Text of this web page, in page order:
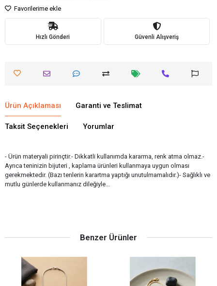
Favorilerime ekle
Hızlı Gönderi Güvenli Alışveriş
Ürün Açıklaması Garanti ve Teslimat
Taksit Seçenekleri Yorumlar
- Ürün materyali pirinçtir.- Dikkatli kullanımda kararma, renk atma olmaz.-
Ayrıca teninizin bijuteri , kaplama ürünleri kullanmaya uygun olması
gerekmektedir. (Bazı tenlerin karartma yaptığı unutulmamalıdır.)- Sağlıklı ve
mutlu günlerde kullanmanız dileğiyle...
Benzer Ürünler